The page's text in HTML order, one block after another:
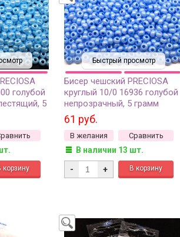
голубой
5
Быстрый просмотр
Бисер чешский PRECIOSA
круглый 10/0 16936 голубой
непрозрачный, 5 грамм
61 руб.
В желания Сравнить
В наличии 13 шт.
- +